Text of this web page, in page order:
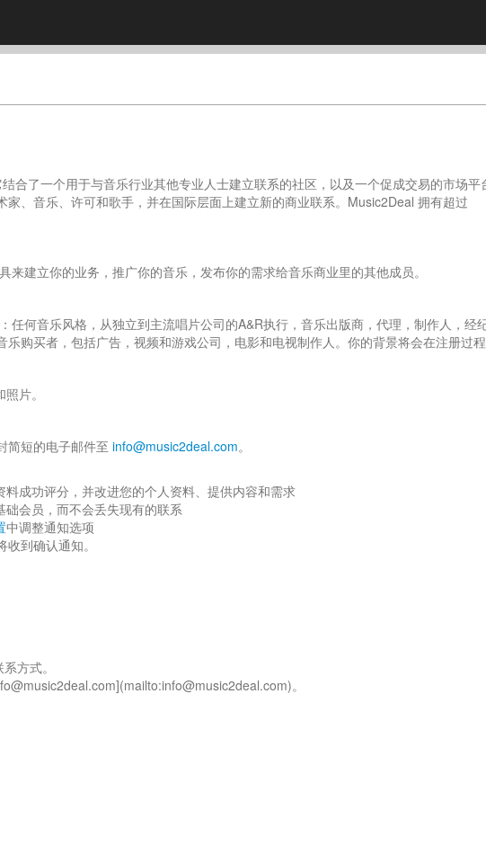
了一个用于与音乐行业其他专业人士建立联系的社区，以及一个促成交易的市场平
、音乐、许可和歌手，并在国际层面上建立新的商业联系。Music2Deal 拥有超过
建立你的业务，推广你的音乐，发布你的需求给音乐商业里的其他成员。
任何音乐风格，从独立到主流唱片公司的A&R执行，音乐出版商，代理，制作人，经
购买者，包括广告，视频和游戏公司，电影和电视制作人。你的背景将会在注册过程
片。
简短的电子邮件至 info@music2deal.com。
成功评分，并改进您的个人资料、提供内容和需求
础会员，而不会丢失现有的联系
中调整通知选项
到确认通知。
方式。
。